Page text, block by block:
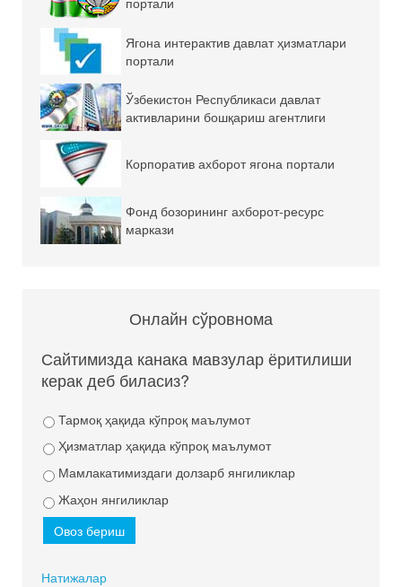
Ягона интерактив давлат ҳизматлари
портали
Ўзбекистон Республикаси давлат
активларини бошқариш агентлиги
Корпоратив ахборот ягона портали
Фонд бозорининг ахборот-ресурс
маркази
Онлайн сўровнома
Сайтимизда канака мавзулар ёритилиши
керак деб биласиз?
Тармоқ ҳақида кўпроқ маълумот
Ҳизматлар ҳақида кўпроқ маълумот
Мамлакатимиздаги долзарб янгиликлар
Жаҳон янгиликлар
Натижалар